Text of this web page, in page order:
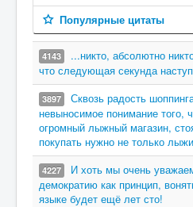
Популярные цитаты
4143
...никто, абсолютно
что следующая секунда
3897
Сквозь радость
невыносимое понимание того,
огромный лыжный магазин,
покупать нужно не только
4227
И хоть мы очень
демократию как принцип,
языке будет ещё лет сто!